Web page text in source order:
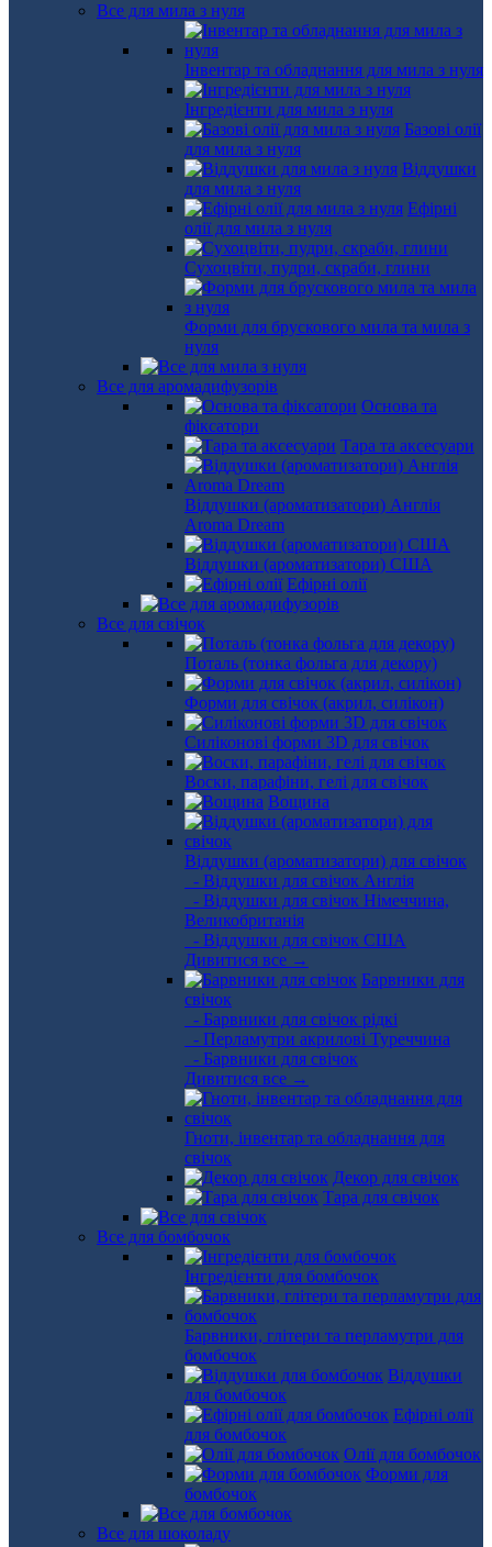
Все для мила з нуля
Інвентар та обладнання для мила з нуля
Інгредієнти для мила з нуля
Базові олії
для мила з нуля
Віддушки
для мила з нуля
Ефірні
олії для мила з нуля
Сухоцвіти, пудри, скраби, глини
Форми для брускового мила та мила з
нуля
Все для аромадифузорів
Основа та
фіксатори
Тара та аксесуари
Віддушки (ароматизатори) Англія
Aroma Dream
Віддушки (ароматизатори) США
Ефірні олії
Все для свічок
Поталь (тонка фольга для декору)
Форми для свічок (акрил, силікон)
Силіконові форми 3D для свічок
Воски, парафіни, гелі для свічок
Вощина
Віддушки (ароматизатори) для свічок
- Віддушки для свічок Англія
- Віддушки для свічок Німеччина,
Великобританія
- Віддушки для свічок США
Дивитися все →
Барвники для
свічок
- Барвники для свічок рідкі
- Перламутри акрилові Туреччина
- Барвники для свічок
Дивитися все →
Гноти, інвентар та обладнання для
свічок
Декор для свічок
Тара для свічок
Все для бомбочок
Інгредієнти для бомбочок
Барвники, глітери та перламутри для
бомбочок
Віддушки
для бомбочок
Ефірні олії
для бомбочок
Олії для бомбочок
Форми для
бомбочок
Все для шоколаду